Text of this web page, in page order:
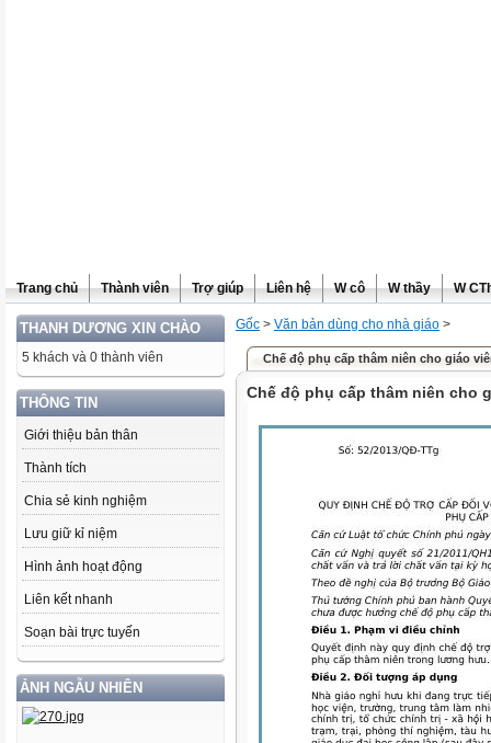
Trang chủ Thành viên Trợ giúp Liên hệ W cô W thầy W
THANH DƯƠNG XIN CHÀO
5 khách và 0 thành viên
THÔNG TIN
Giới thiệu bản thân
Thành tích
Chia sẻ kinh nghiệm
Lưu giữ kỉ niệm
Hình ảnh hoạt động
Liên kết nhanh
Soạn bài trực tuyến
ẢNH NGẪU NHIÊN
Gốc > Văn bản dùng cho nhà giáo >
Chế độ phụ cấp thâm niên cho giáo
Chế độ phụ cấp thâm niên cho